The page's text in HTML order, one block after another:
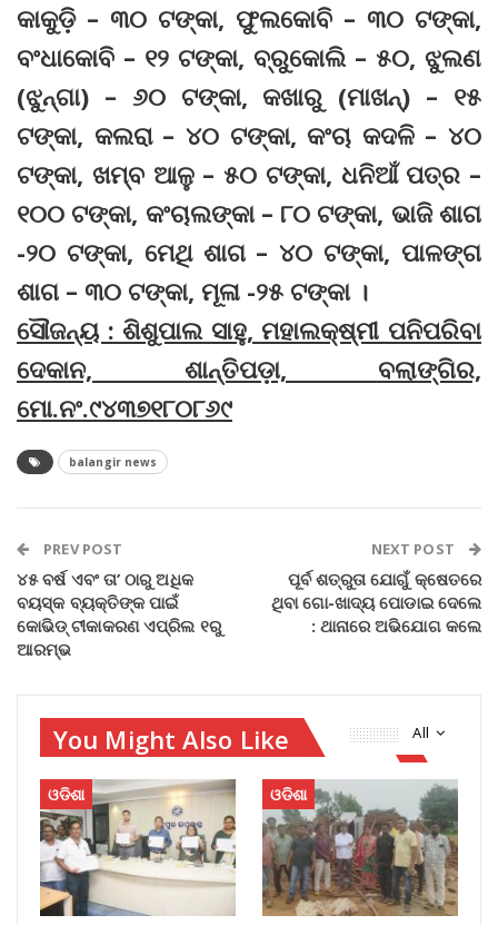
କାକୁଡ଼ି – ୩୦ ଟଙ୍କା, ଫୁଲକୋବି – ୩୦ ଟଙ୍କା,
ବଂଧାକୋବି – ୧୨ ଟଙ୍କା, ବ୍ରୁକୋଲି – ୫୦, ଝୁଲଣ
(ଝୁନ୍‌ଗା) – ୬୦ ଟଙ୍କା, କଖାରୁ (ମାଖନ୍‌) – ୧୫
ଟଙ୍କା, କଲରା – ୪୦ ଟଙ୍କା, କଂଚା କଦଳି – ୪୦
ଟଙ୍କା, ଖମ୍ବ ଆଳୁ – ୫୦ ଟଙ୍କା, ଧନିଆଁ ପତ୍ର –
୧୦୦ ଟଙ୍କା, କଂଚାଲଙ୍କା – ୮୦ ଟଙ୍କା, ଭାଜି ଶାଗ
-୨୦ ଟଙ୍କା, ମେଥି ଶାଗ – ୪୦ ଟଙ୍କା, ପାଳଙ୍ଗ
ଶାଗ – ୩୦ ଟଙ୍କା, ମୂଳା -୨୫ ଟଙ୍କା ।
ସୌଜନ୍ୟ : ଶିଶୁପାଲ ସାହୁ, ମହାଲକ୍ଷ୍ମୀ ପନିପରିବା
ଦେକାନ, ଶାନ୍ତିପଡ଼ା, ବଲାଙ୍ଗିର,
ମୋ.ନଂ.୯୪୩୭୧୮୦୮୬୯
balangir news
PREV POST
୪୫ ବର୍ଷ ଏବଂ ତା’ ଠାରୁ ଅଧିକ
ବୟସ୍କ ବ୍ୟକ୍ତିଙ୍କ ପାଇଁ
କୋଭିଡ୍‌ ଟୀକାକରଣ ଏପ୍ରିଲ ୧ରୁ
ଆରମ୍ଭ
NEXT POST
ପୂର୍ବ ଶତ୍ରୁତା ଯୋଗୁଁ କ୍ଷେତରେ
ଥିବା ଗୋ-ଖାଦ୍ୟ ପୋଡାଇ ଦେଲେ
: ଥାନାରେ ଅଭିଯୋଗ କଲେ
All
You Might Also Like
ଓଡିଶା ଓଡିଶା